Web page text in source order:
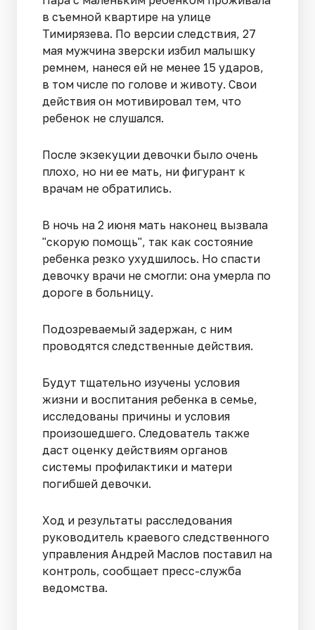
в съемной квартире на улице
Тимирязева. По версии следствия, 27
мая мужчина зверски избил малышку
ремнем, нанеся ей не менее 15 ударов,
в том числе по голове и животу. Свои
действия он мотивировал тем, что
ребенок не слушался.
После экзекуции девочки было очень
плохо, но ни ее мать, ни фигурант к
врачам не обратились.
В ночь на 2 июня мать наконец вызвала
"скорую помощь", так как состояние
ребенка резко ухудшилось. Но спасти
девочку врачи не смогли: она умерла по
дороге в больницу.
Подозреваемый задержан, с ним
проводятся следственные действия.
Будут тщательно изучены условия
жизни и воспитания ребенка в семье,
исследованы причины и условия
произошедшего. Следователь также
даст оценку действиям органов
системы профилактики и матери
погибшей девочки.
Ход и результаты расследования
руководитель краевого следственного
управления Андрей Маслов поставил на
контроль, сообщает пресс-служба
ведомства.